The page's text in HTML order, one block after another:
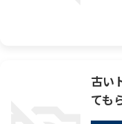
古い
ても